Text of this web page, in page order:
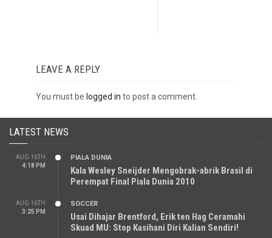
LEAVE A REPLY
You must be logged in to post a comment.
LATEST NEWS
AUG 16TH
4:18 PM
PIALA DUNIA
Kala Wesley Sneijder Mengobrak-abrik Brasil di
Perempat Final Piala Dunia 2010
AUG 16TH
3:25 PM
SOCCER
Usai Dihajar Brentford, Erik ten Hag Ceramahi
Skuad MU: Stop Kasihani Diri Kalian Sendiri!